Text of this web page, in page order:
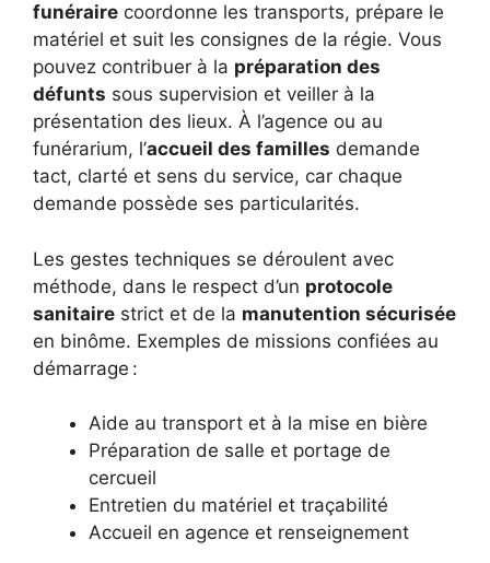
funéraire coordonne les transports, prépare le
matériel et suit les consignes de la régie. Vous
pouvez contribuer à la préparation des
défunts sous supervision et veiller à la
présentation des lieux. À l’agence ou au
funérarium, l’accueil des familles demande
tact, clarté et sens du service, car chaque
demande possède ses particularités.
Les gestes techniques se déroulent avec
méthode, dans le respect d’un protocole
sanitaire strict et de la manutention sécurisée
en binôme. Exemples de missions confiées au
démarrage :
Aide au transport et à la mise en bière
Préparation de salle et portage de
cercueil
Entretien du matériel et traçabilité
Accueil en agence et renseignement